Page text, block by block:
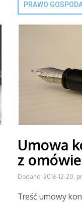
PRAWO
Umowa
z
Dodano: 2016-12-20,
Treść umowy